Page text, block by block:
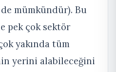
mümkündür). Bu
pek çok sektör
yakında tüm
yerini alabileceğini